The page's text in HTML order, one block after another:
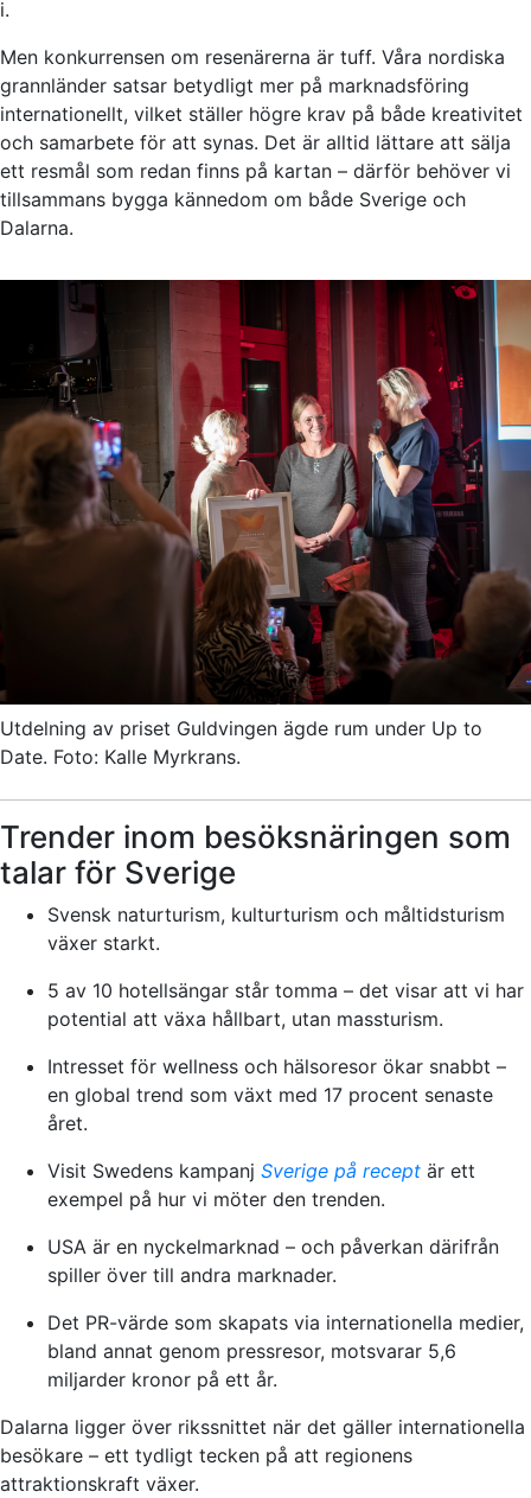
i.
Men konkurrensen om resenärerna är tuff. Våra nordiska
grannländer satsar betydligt mer på marknadsföring
internationellt, vilket ställer högre krav på både kreativitet
och samarbete för att synas. Det är alltid lättare att sälja
ett resmål som redan finns på kartan – därför behöver vi
tillsammans bygga kännedom om både Sverige och
Dalarna.
Utdelning av priset Guldvingen ägde rum under Up to
Date. Foto: Kalle Myrkrans.
Trender inom besöksnäringen som
talar för Sverige
Svensk naturturism, kulturturism och måltidsturism
växer starkt.
5 av 10 hotellsängar står tomma – det visar att vi har
potential att växa hållbart, utan massturism.
Intresset för wellness och hälsoresor ökar snabbt –
en global trend som växt med 17 procent senaste
året.
Visit Swedens kampanj Sverige på recept är ett
exempel på hur vi möter den trenden.
USA är en nyckelmarknad – och påverkan därifrån
spiller över till andra marknader.
Det PR-värde som skapats via internationella medier,
bland annat genom pressresor, motsvarar 5,6
miljarder kronor på ett år.
Dalarna ligger över rikssnittet när det gäller internationella
besökare – ett tydligt tecken på att regionens
attraktionskraft växer.